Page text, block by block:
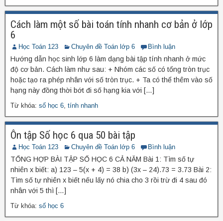
Cách làm một số bài toán tính nhanh cơ bản ở lớp
6
Học Toán 123 Chuyên đề Toán lớp 6 Bình luận
Hướng dẫn học sinh lớp 6 làm dạng bài tập tính nhanh ở mức
độ cơ bản. Cách làm như sau: + Nhóm các số có tổng tròn trục
hoặc tạo ra phép nhân với số tròn trục. + Ta có thể thêm vào số
hạng này đồng thời bớt đi số hạng kia với […]
Từ khóa: số học 6, tính nhanh
Ôn tập Số học 6 qua 50 bài tập
Học Toán 123 Chuyên đề Toán lớp 6 Bình luận
TỔNG HỢP BÀI TẬP SỐ HỌC 6 CẢ NĂM Bài 1: Tìm số tự
nhiên x biết: a) 123 – 5(x + 4) = 38 b) (3x – 24).73 = 3.73 Bài 2:
Tìm số tự nhiên x biết nếu lấy nó chia cho 3 rồi trừ đi 4 sau đó
nhân với 5 thì […]
Từ khóa: số học 6